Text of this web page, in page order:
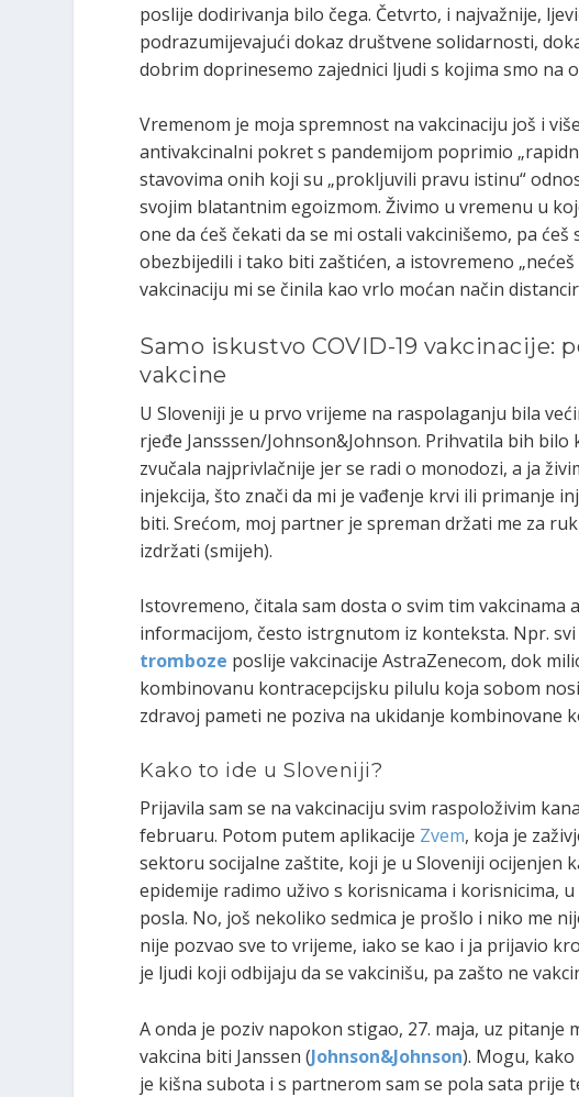
poslije dodirivanja bilo čega. Četvrto, i najvažnije,
podrazumijevajući dokaz društvene solidarnosti,
dobrim doprinesemo zajednici ljudi s kojima smo na
Vremenom je moja spremnost na vakcinaciju još i
antivakcinalni pokret s pandemijom poprimio
stavovima onih koji su „prokljuvili pravu istinu“
svojim blatantnim egoizmom. Živimo u vremenu u
one da ćeš čekati da se mi ostali vakcinišemo, pa
obezbijedili i tako biti zaštićen, a istovremeno
vakcinaciju mi se činila kao vrlo moćan način
Samo iskustvo COVID-19 vakcinacije:
vakcine
U Sloveniji je u prvo vrijeme na raspolaganju bila
rjeđe Jansssen/Johnson&Johnson. Prihvatila bih
zvučala najprivlačnije jer se radi o monodozi, a ja
injekcija, što znači da mi je vađenje krvi ili primanje
biti. Srećom, moj partner je spreman držati me za
izdržati (smijeh).
Istovremeno, čitala sam dosta o svim tim vakcinama
informacijom, često istrgnutom iz konteksta. Npr.
tromboze poslije vakcinacije AstraZenecom, dok
kombinovanu kontracepcijsku pilulu koja sobom
zdravoj pameti ne poziva na ukidanje kombinovane
Kako to ide u Sloveniji?
Prijavila sam se na vakcinaciju svim raspoloživim
februaru. Potom putem aplikacije Zvem, koja je
sektoru socijalne zaštite, koji je u Sloveniji
epidemije radimo uživo s korisnicama i korisnicima,
posla. No, još nekoliko sedmica je prošlo i niko me
nije pozvao sve to vrijeme, iako se kao i ja prijavio
je ljudi koji odbijaju da se vakcinišu, pa zašto ne
A onda je poziv napokon stigao, 27. maja, uz pitanje
vakcina biti Janssen (Johnson&Johnson). Mogu,
je kišna subota i s partnerom sam se pola sata prije